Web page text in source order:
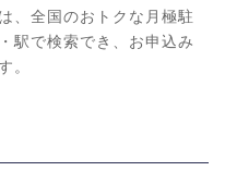
、全国のおトクな月極駐
駅で検索でき、お申込み
。